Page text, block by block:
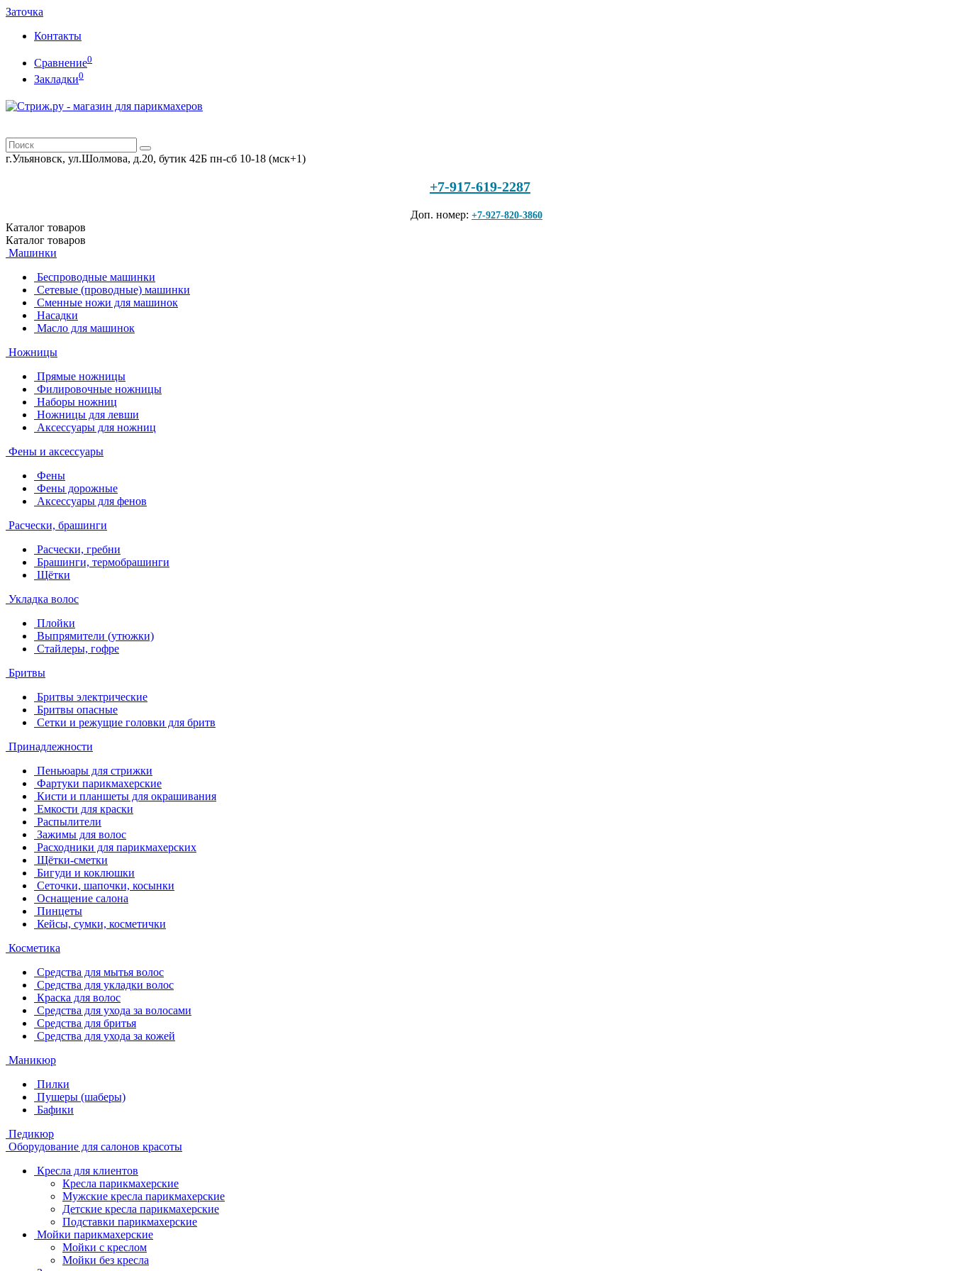
Заточка
Контакты
Сравнение0
Закладки0
г.Ульяновск, ул.Шолмова, д.20, бутик 42Б пн-сб 10-18 (мск+1)
+7-917-619-2287
Доп. номер: +7-927-820-3860
Каталог товаров
Каталог товаров
Машинки
Беспроводные машинки
Сетевые (проводные) машинки
Сменные ножи для машинок
Насадки
Масло для машинок
Ножницы
Прямые ножницы
Филировочные ножницы
Наборы ножниц
Ножницы для левши
Аксессуары для ножниц
Фены и аксессуары
Фены
Фены дорожные
Аксессуары для фенов
Расчески, брашинги
Расчески, гребни
Брашинги, термобрашинги
Щётки
Укладка волос
Плойки
Выпрямители (утюжки)
Стайлеры, гофре
Бритвы
Бритвы электрические
Бритвы опасные
Сетки и режущие головки для бритв
Принадлежности
Пеньюары для стрижки
Фартуки парикмахерские
Кисти и планшеты для окрашивания
Емкости для краски
Распылители
Зажимы для волос
Расходники для парикмахерских
Щётки-сметки
Бигуди и коклюшки
Сеточки, шапочки, косынки
Оснащение салона
Пинцеты
Кейсы, сумки, косметички
Косметика
Средства для мытья волос
Средства для укладки волос
Краска для волос
Средства для ухода за волосами
Средства для бритья
Средства для ухода за кожей
Маникюр
Пилки
Пушеры (шаберы)
Бафики
Педикюр
Оборудование для салонов красоты
Кресла для клиентов
Кресла парикмахерские
Мужские кресла парикмахерские
Детские кресла парикмахерские
Подставки парикмахерские
Мойки парикмахерские
Мойки с креслом
Мойки без кресла